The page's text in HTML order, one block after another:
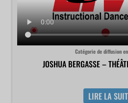
Catégorie de diffusion
JOSHUA BERGASSE –
LIRE LA